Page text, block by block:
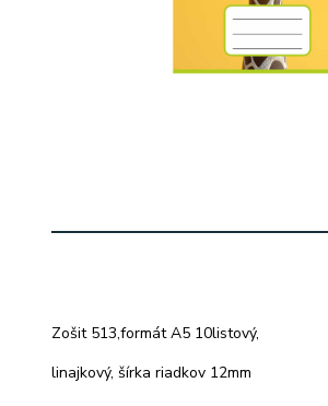
Zošit 513,formát A5 10listový,
linajkový, šírka riadkov 12mm